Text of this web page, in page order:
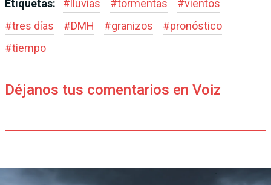
Etiquetas: # lluvias #tormentas #vientos
#tres días #DMH #granizos #pronóstico
#tiempo
Déjanos tus comentarios en Voiz